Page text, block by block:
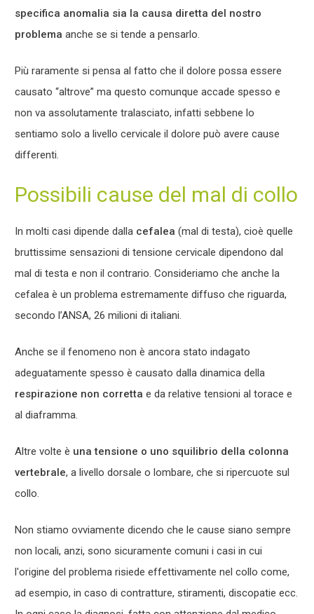
specifica anomalia sia la causa diretta del nostro
problema anche se si tende a pensarlo.
Più raramente si pensa al fatto che il dolore possa essere
causato “altrove” ma questo comunque accade spesso e
non va assolutamente tralasciato, infatti sebbene lo
sentiamo solo a livello cervicale il dolore può avere cause
differenti.
Possibili cause del mal di collo
In molti casi dipende dalla cefalea (mal di testa), cioè quelle
bruttissime sensazioni di tensione cervicale dipendono dal
mal di testa e non il contrario. Consideriamo che anche la
cefalea è un problema estremamente diffuso che riguarda,
secondo l’ANSA, 26 milioni di italiani.
Anche se il fenomeno non è ancora stato indagato
adeguatamente spesso è causato dalla dinamica della
respirazione non corretta e da relative tensioni al torace e
al diaframma.
Altre volte è una tensione o uno squilibrio della colonna
vertebrale, a livello dorsale o lombare, che si ripercuote sul
collo.
Non stiamo ovviamente dicendo che le cause siano sempre
non locali, anzi, sono sicuramente comuni i casi in cui
l'origine del problema risiede effettivamente nel collo come,
ad esempio, in caso di contratture, stiramenti, discopatie ecc.